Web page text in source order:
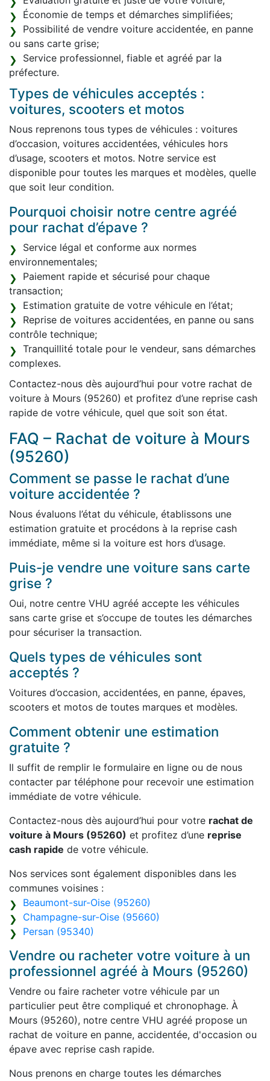
Économie de temps et démarches simplifiées;
Possibilité de vendre voiture accidentée, en panne
ou sans carte grise;
Service professionnel, fiable et agréé par la
préfecture.
Types de véhicules acceptés :
voitures, scooters et motos
Nous reprenons tous types de véhicules : voitures
d’occasion, voitures accidentées, véhicules hors
d’usage, scooters et motos. Notre service est
disponible pour toutes les marques et modèles, quelle
que soit leur condition.
Pourquoi choisir notre centre agréé
pour rachat d’épave ?
Service légal et conforme aux normes
environnementales;
Paiement rapide et sécurisé pour chaque
transaction;
Estimation gratuite de votre véhicule en l’état;
Reprise de voitures accidentées, en panne ou sans
contrôle technique;
Tranquillité totale pour le vendeur, sans démarches
complexes.
Contactez-nous dès aujourd’hui pour votre rachat de
voiture à Mours (95260) et profitez d’une reprise cash
rapide de votre véhicule, quel que soit son état.
FAQ – Rachat de voiture à Mours
(95260)
Comment se passe le rachat d’une
voiture accidentée ?
Nous évaluons l’état du véhicule, établissons une
estimation gratuite et procédons à la reprise cash
immédiate, même si la voiture est hors d’usage.
Puis-je vendre une voiture sans carte
grise ?
Oui, notre centre VHU agréé accepte les véhicules
sans carte grise et s’occupe de toutes les démarches
pour sécuriser la transaction.
Quels types de véhicules sont
acceptés ?
Voitures d’occasion, accidentées, en panne, épaves,
scooters et motos de toutes marques et modèles.
Comment obtenir une estimation
gratuite ?
Il suffit de remplir le formulaire en ligne ou de nous
contacter par téléphone pour recevoir une estimation
immédiate de votre véhicule.
Contactez-nous dès aujourd’hui pour votre rachat de
voiture à Mours (95260) et profitez d’une reprise
cash rapide de votre véhicule.
Nos services sont également disponibles dans les
communes voisines :
Beaumont-sur-Oise (95260)
Champagne-sur-Oise (95660)
Persan (95340)
Vendre ou racheter votre voiture à un
professionnel agréé à Mours (95260)
Vendre ou faire racheter votre véhicule par un
particulier peut être compliqué et chronophage. À
Mours (95260), notre centre VHU agréé propose un
rachat de voiture en panne, accidentée, d'occasion ou
épave avec reprise cash rapide.
Nous prenons en charge toutes les démarches